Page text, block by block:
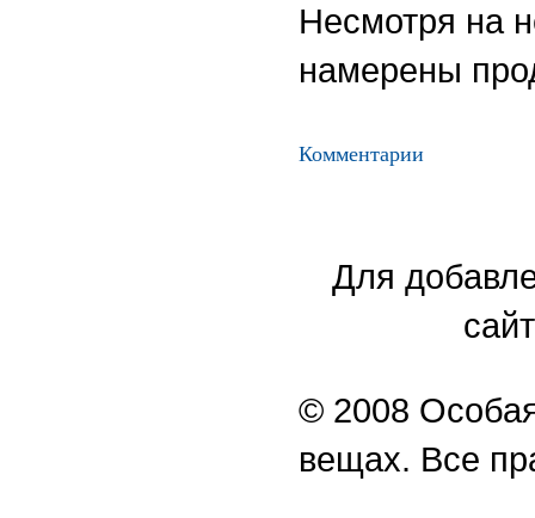
Несмотря на
намерены
Комментарии
Для
© 2008
вещах. Все